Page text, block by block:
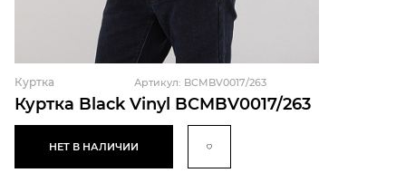
Куртка Black Vinyl BCMBV0017/263
Куртка Артикул: BCMBV0017/263
НЕТ В НАЛИЧИИ